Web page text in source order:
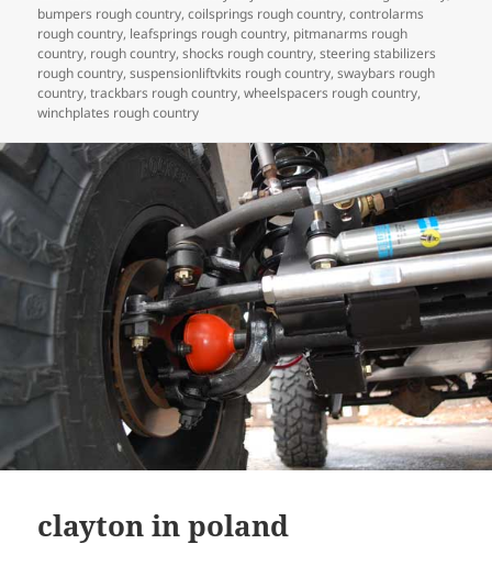
publikacji
bumpers rough country,coilsprings rough country,controlarms
rough country, leafsprings rough country, pitmanarms rough
country, rough country,shocks rough country,steering stabilizers
rough country,suspensionliftvkits rough country,swaybars rough
country,trackbars rough country,wheelspacers rough country,
winchplates rough country
clayton in poland